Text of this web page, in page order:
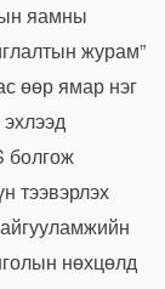
яамны
журам”
өөр ямар нэг
болгож
тээвэрлэх
нөхцөлд